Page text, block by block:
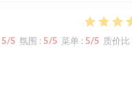
5/5 氛围 : 5/5 菜单 : 5/5 质价比